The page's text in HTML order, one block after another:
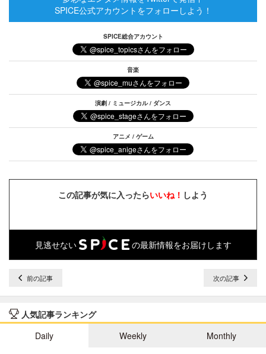
SPICE公式アカウントをフォローしよう！
SPICE総合アカウント
音楽
演劇 / ミュージカル / ダンス
アニメ / ゲーム
この記事が気に入ったらいいね！ しよう
見逃せない の最新情報をお届けします
前の記事 次の記事
人気記事ランキング
Daily
Weekly Monthly